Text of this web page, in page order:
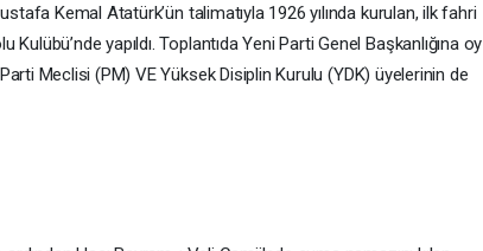
Kemal Atatürk’ün talimatıyla 1926 yılında kurulan, ilk fahri
Kulübü’nde yapıldı. Toplantıda Yeni Parti Genel Başkanlığına oy
Meclisi (PM) VE Yüksek Disiplin Kurulu (YDK) üyelerinin de